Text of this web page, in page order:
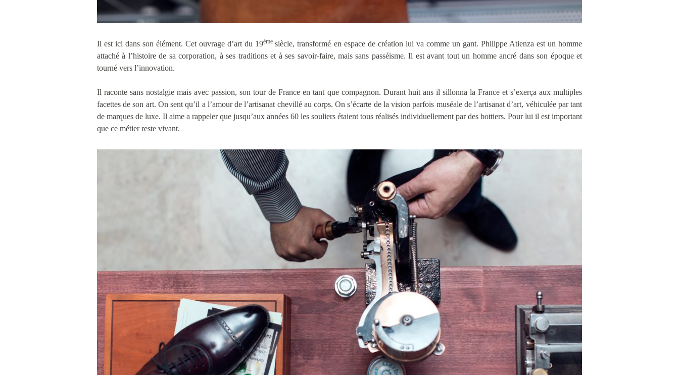
Il est ici dans son élément. Cet ouvrage d’art du 19èmesiècle, transformé en espace de création lui va comme un gant. Philippe Atienza est un homme
attaché à l’histoire de sa corporation, à ses traditions et à ses savoir-faire, mais sans passéisme. Il est avant tout un homme ancré dans son époque et
tourné vers l’innovation.
Il raconte sans nostalgie mais avec passion, son tour de France en tant que compagnon. Durant huit ans il sillonna la France et s’exerça aux multiples
facettes de son art. On sent qu’il a l’amour de l’artisanat chevillé au corps. On s’écarte de la vision parfois muséale de l’artisanat d’art, véhiculée par tant
de marques de luxe. Il aime a rappeler que jusqu’aux années 60 les souliers étaient tous réalisés individuellement par des bottiers. Pour lui il est important
que ce métier reste vivant.